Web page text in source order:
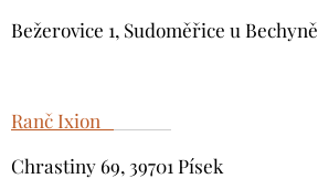
Bežerovice 1, Sudoměřice u Bechyně
Ranč Ixion
Chrastiny 69, 39701 Písek